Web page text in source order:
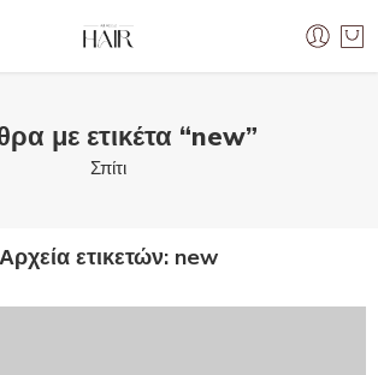
με ετικέτα “new”
Σπίτι
Αρχεία ετικετών: new